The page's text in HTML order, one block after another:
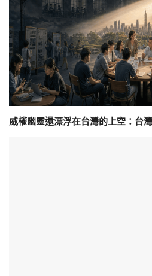
威權幽靈還漂浮在台灣的上空：台